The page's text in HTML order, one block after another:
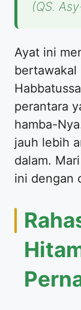
(QS.
Ayat ini
bertawakal
perantara
hamba-
jauh lebih
dalam.
ini dengan